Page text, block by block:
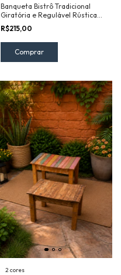
Banqueta Bistrô Tradicional
Giratória e Regulável Rústica
Em Ferro E Madeira
R$215,00
2 cores